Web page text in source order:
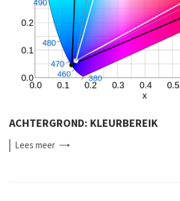
ACHTERGROND: KLEURBEREIK
Leesmeer